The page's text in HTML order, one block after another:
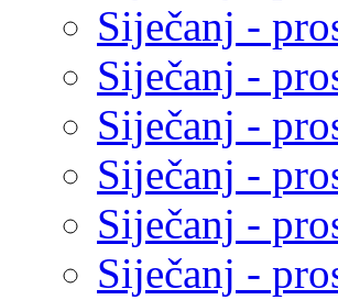
Siječanj -
Siječanj -
Siječanj -
Siječanj -
Siječanj -
Siječanj -